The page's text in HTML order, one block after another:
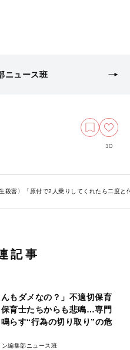
ニュース班
30
殺害〉「原付で2人乗りしてくれたら二度
記事
んもダメなの？」不適切保育
育士たちからも悲鳴…専門
らす“行為の切り取り”の危
編集部ニュース班